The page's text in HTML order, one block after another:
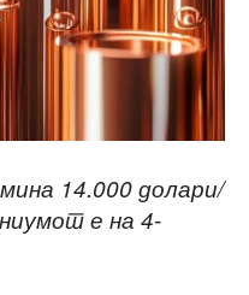
14.000 долари/
е на 4-